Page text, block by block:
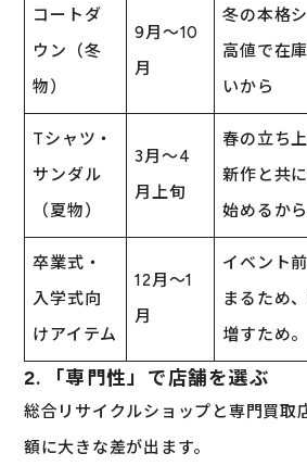
コートダ
ウン（冬
物）
9月〜10
月
冬の本格
高値で在
いから
Tシャツ・
サンダル
（夏物）
3月〜4
月上旬
春の立ち
新作と共
始めるから
卒業式・
入学式向
けアイテム
12月〜1
月
イベント
まるため
増すため。
2. 「専門性」で店舗を選ぶ
総合リサイクルショップと専門買取
額に大きな差が出ます。